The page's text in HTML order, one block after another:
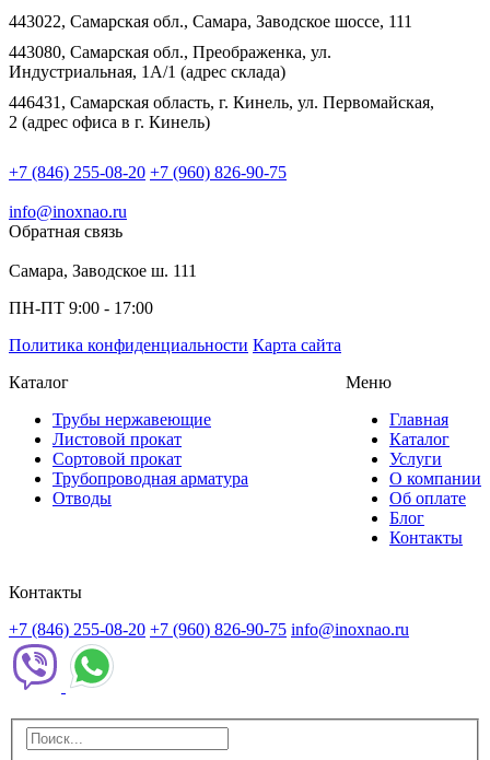
443022, Самарская обл., Самара, Заводское шоссе, 111
443080, Самарская обл., Преображенка, ул.
Индустриальная, 1А/1 (адрес склада)
446431, Самарская область, г. Кинель, ул. Первомайская,
2 (адрес офиса в г. Кинель)
+7 (846) 255-08-20 +7 (960) 826-90-75
info@inoxnao.ru
Обратная связь
Самара, Заводское ш. 111
ПН-ПТ 9:00 - 17:00
Политика конфиденциальности Карта сайта
Каталог
Трубы нержавеющие
Листовой прокат
Сортовой прокат
Трубопроводная арматура
Отводы
Меню
Главная
Каталог
Услуги
О компании
Об оплате
Блог
Контакты
Контакты
+7 (846) 255-08-20 +7 (960) 826-90-75 info@inoxnao.ru